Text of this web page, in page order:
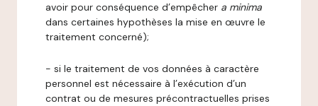
avoir pour conséquence d’empêcher a minima
dans certaines hypothèses la mise en œuvre le
traitement concerné);
- si le traitement de vos données à caractère
personnel est nécessaire à l’exécution d’un
contrat ou de mesures précontractuelles prises